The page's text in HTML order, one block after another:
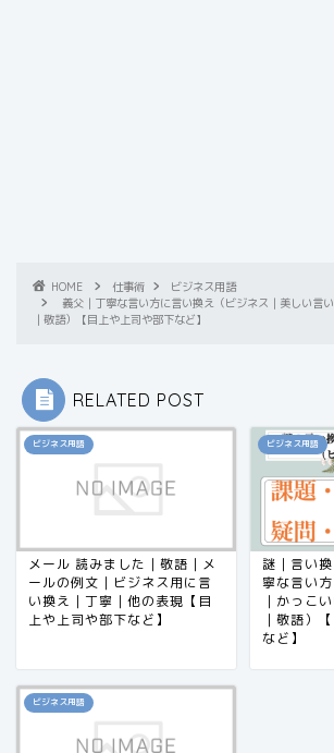
HOME 仕事術
ビジネス用語
義父｜丁寧な言い方に言い換え（ビジネス｜美しい言
｜敬語）【目上や上司や部下など】
RELATED POST
ビジネス用語
メール 読みました｜敬語｜メ
ールの例文｜ビジネス用に言
い換え｜丁寧｜他の表現【目
上や上司や部下など】
ビジネス用語
謎｜言い
寧な言い
｜かっこ
｜敬語）
など】
ビジネス用語